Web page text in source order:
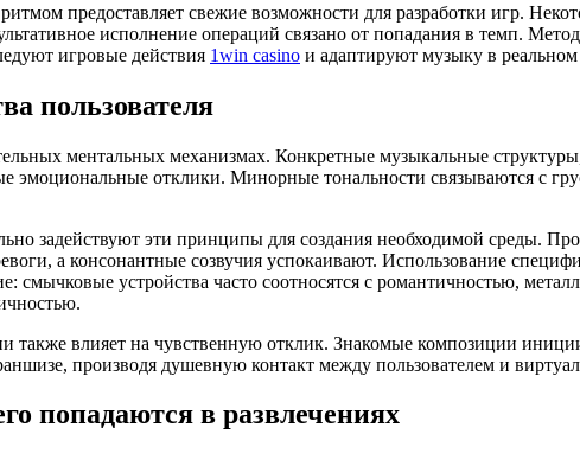
предоставляет свежие возможности для разработки игр.
исполнение операций связано от попадания в темп.
игровые действия 1win casino и адаптируют музыку в
пользователя
ментальных механизмах. Конкретные музыкальные
эмоциональные отклики. Минорные тональности связываются с
задействуют эти принципы для создания необходимой среды.
а консонантные созвучия успокаивают. Использование
смычковые устройства часто соотносятся с романтичностью,
также влияет на чувственную отклик. Знакомые композиции
производя душевную контакт между пользователем и
попадаются в развлечениях